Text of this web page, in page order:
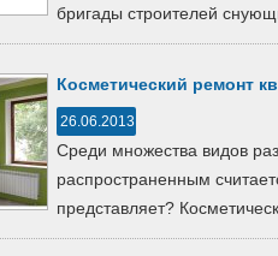
бригады строителей
Косметический ремонт
26.06.2013
Среди множества видов
распространенным
представляет?